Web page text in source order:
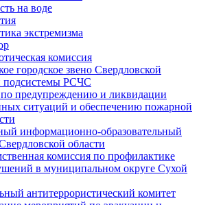
на воде
экстремизма
комиссия
городское звено Свердловской
подсистемы РСЧС
предупреждению и ликвидации
ситуаций и обеспечению пожарной
информационно-образовательный
области
комиссия по профилактике
в муниципальном округе Сухой
антитеррористический комитет